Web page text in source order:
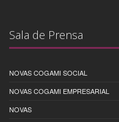
Sala de Prensa
NOVAS COGAMI SOCIAL
NOVAS COGAMI EMPRESARIAL
NOVAS